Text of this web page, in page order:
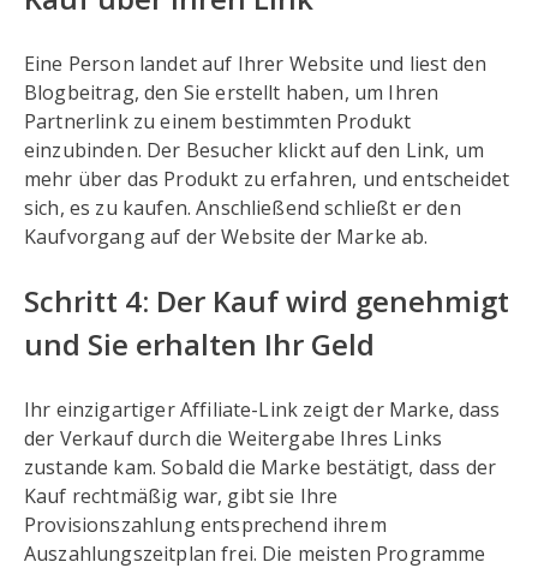
Eine Person landet auf Ihrer Website und liest den
Blogbeitrag, den Sie erstellt haben, um Ihren
Partnerlink zu einem bestimmten Produkt
einzubinden. Der Besucher klickt auf den Link, um
mehr über das Produkt zu erfahren, und entscheidet
sich, es zu kaufen. Anschließend schließt er den
Kaufvorgang auf der Website der Marke ab.
Schritt 4: Der Kauf wird genehmigt
und Sie erhalten Ihr Geld
Ihr einzigartiger Affiliate-Link zeigt der Marke, dass
der Verkauf durch die Weitergabe Ihres Links
zustande kam. Sobald die Marke bestätigt, dass der
Kauf rechtmäßig war, gibt sie Ihre
Provisionszahlung entsprechend ihrem
Auszahlungszeitplan frei. Die meisten Programme